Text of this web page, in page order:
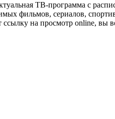
ТВ-программа с
фильмов, сериалов,
на просмотр online, вы